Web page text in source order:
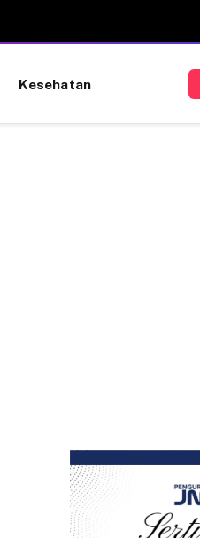
Kesehatan